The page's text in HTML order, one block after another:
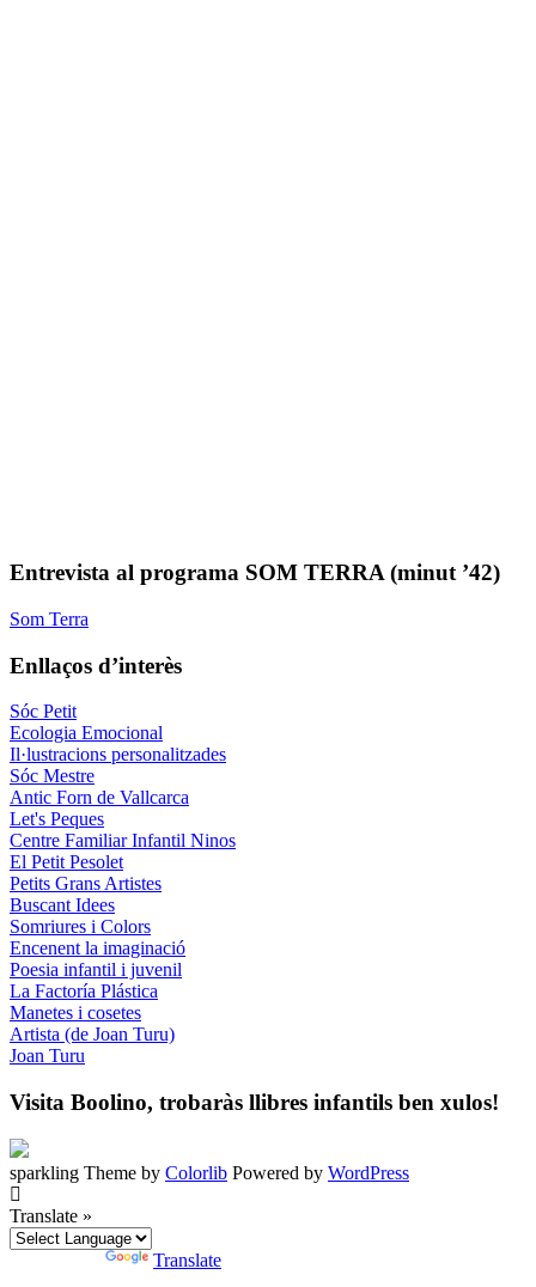
Entrevista al programa SOM TERRA (minut ’42)
Som Terra
Enllaços d’interès
Sóc Petit
Ecologia Emocional
Il·lustracions personalitzades
Sóc Mestre
Antic Forn de Vallcarca
Let's Peques
Centre Familiar Infantil Ninos
El Petit Pesolet
Petits Grans Artistes
Buscant Idees
Somriures i Colors
Encenent la imaginació
Poesia infantil i juvenil
La Factoría Plástica
Manetes i cosetes
Artista (de Joan Turu)
Joan Turu
Visita Boolino, trobaràs llibres infantils ben xulos!
sparkling Theme by Colorlib Powered by WordPress
Translate »
Translate